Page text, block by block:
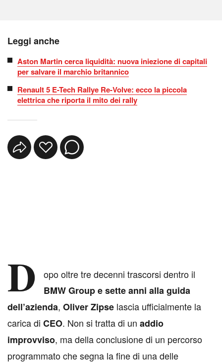
Leggi anche
Aston Martin cerca liquidità: nuova iniezione di capitali
per salvare il marchio britannico
Renault 5 E-Tech Rallye Re-Volve: ecco la piccola
elettrica che riporta il mito dei rally
D
opo oltre tre decenni trascorsi dentro il
BMW Group e sette anni alla guida
dell’azienda, Oliver Zipse lascia ufficialmente la
carica di CEO. Non si tratta di un addio
improvviso, ma della conclusione di un percorso
programmato che segna la fine di una delle